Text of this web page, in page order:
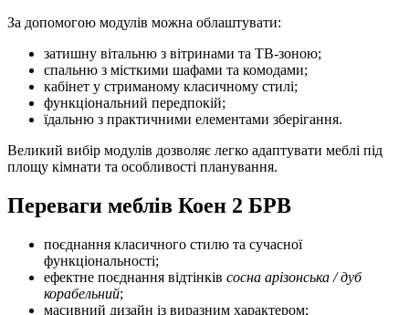
За допомогою модулів можна облаштувати:
затишну вітальню з вітринами та ТВ-зоною;
спальню з місткими шафами та комодами;
кабінет у стриманому класичному стилі;
функціональний передпокій;
їдальню з практичними елементами зберігання.
Великий вибір модулів дозволяє легко адаптувати меблі під
площу кімнати та особливості планування.
Переваги меблів Коен 2 БРВ
поєднання класичного стилю та сучасної
функціональності;
ефектне поєднання відтінків сосна арізонська / дуб
корабельний;
масивний дизайн із виразним характером;